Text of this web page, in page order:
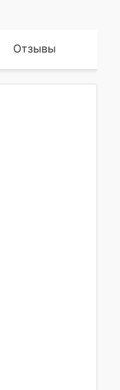
Отзывы